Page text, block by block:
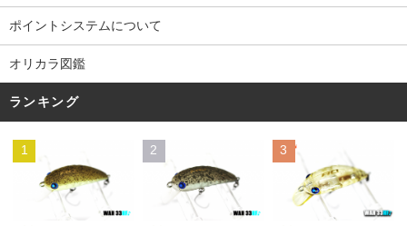
ポイントシステムについて
オリカラ図鑑
ランキング
1 2 3